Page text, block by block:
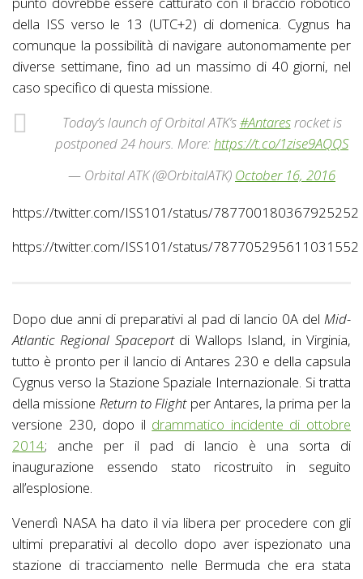
della ISS verso le 13 (UTC+2) di domenica. Cygnus ha
comunque la possibilità di navigare autonomamente per
diverse settimane, fino ad un massimo di 40 giorni, nel
caso specifico di questa missione.
Today’s launch of Orbital ATK’s#Antaresrocket is
postponed 24 hours. More:https://t.co/1zise9AQQS
— Orbital ATK (@OrbitalATK) October 16, 2016
https://twitter.com/ISS101/status/787700180367925252
https://twitter.com/ISS101/status/787705295611031552
Dopo due anni di preparativi al pad di lancio 0A del Mid-
Atlantic Regional Spaceportdi Wallops Island, in Virginia,
tutto è pronto per il lancio di Antares 230 e della capsula
Cygnus verso la Stazione Spaziale Internazionale. Si tratta
della missione Return to Flightper Antares, la prima per la
versione 230, dopo il drammatico incidente di ottobre
2014; anche per il pad di lancio è una sorta di
inaugurazione essendo stato ricostruito in seguito
all’esplosione.
Venerdì NASA ha dato il via libera per procedere con gli
ultimi preparativi al decollo dopo aver ispezionato una
stazione di tracciamento nelle Bermuda che era stata